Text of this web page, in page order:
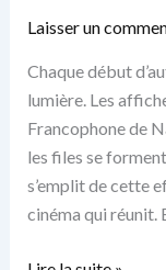
Laisser un
Chaque début
lumière. Les
Francophone de
les files se
s’emplit de cette
cinéma qui réunit.